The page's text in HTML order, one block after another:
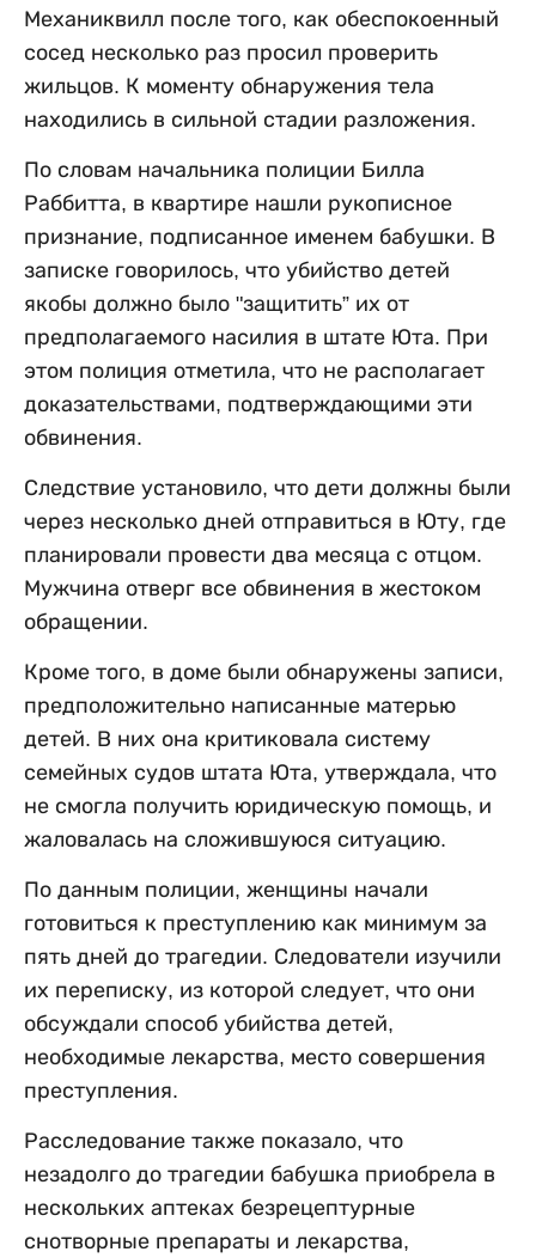
Механиквилл после того, как обеспокоенный
сосед несколько раз просил проверить
жильцов. К моменту обнаружения тела
находились в сильной стадии разложения.
По словам начальника полиции Билла
Раббитта, в квартире нашли рукописное
признание, подписанное именем бабушки. В
записке говорилось, что убийство детей
якобы должно было "защитить” их от
предполагаемого насилия в штате Юта. При
этом полиция отметила, что не располагает
доказательствами, подтверждающими эти
обвинения.
Следствие установило, что дети должны были
через несколько дней отправиться в Юту, где
планировали провести два месяца с отцом.
Мужчина отверг все обвинения в жестоком
обращении.
Кроме того, в доме были обнаружены записи,
предположительно написанные матерью
детей. В них она критиковала систему
семейных судов штата Юта, утверждала, что
не смогла получить юридическую помощь, и
жаловалась на сложившуюся ситуацию.
По данным полиции, женщины начали
готовиться к преступлению как минимум за
пять дней до трагедии. Следователи изучили
их переписку, из которой следует, что они
обсуждали способ убийства детей,
необходимые лекарства, место совершения
преступления.
Расследование также показало, что
незадолго до трагедии бабушка приобрела в
нескольких аптеках безрецептурные
снотворные препараты и лекарства,